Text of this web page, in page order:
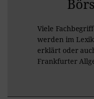
Viele
werden im
erklärt oder
Frankfurter